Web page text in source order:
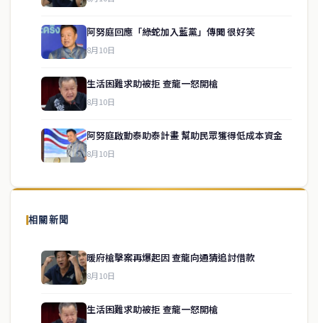
阿努庭回應「綠蛇加入藍黨」傳聞 很好笑
8月10日
生活困難求助被拒 查龍一怒開槍
8月10日
阿努庭啟動泰助泰計畫 幫助民眾獲得低成本資金
8月10日
相關新聞
暖府槍擊案再爆起因 查龍向通猜追討借款
8月10日
生活困難求助被拒 查龍一怒開槍
關於我們
泰國中文新聞（TCN）是一家總部設於曼谷的中文新聞媒體，致力於
供即時、客觀、多元的中文新聞內容。
service@thaichinesenews.com